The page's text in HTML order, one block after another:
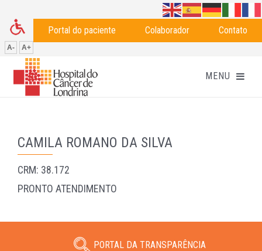
Portal do paciente Colaborador Contato
A- A+
CAMILA ROMANO DA SILVA
CRM: 38.172
PRONTO ATENDIMENTO
PORTAL DA TRANSPARÊNCIA